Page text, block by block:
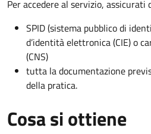
Per accedere al servizio, assicurati
SPID (sistema pubblico di
d’identità elettronica (CIE) o
(CNS)
tutta la documentazione
della pratica.
Cosa si ottiene